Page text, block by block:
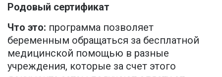
Родовый сертификат
Что это: программа позволяет
беременным обращаться за бесплатной
медицинской помощью в разные
учреждения, которые за счет этого